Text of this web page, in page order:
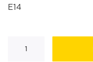
E14
Filament